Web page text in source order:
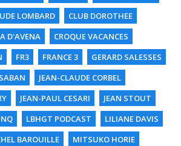
LOMBARD
CLUB DOROTHEE
D'AVENA
CROQUE VACANCES
FR3 FRANCE 3
GERARD SALESSES
JEAN-CLAUDE CORBEL
JEAN-PAUL CESARI
JEAN STOUT
LBHGT PODCAST
LILIANE DAVIS
BAROUILLE MITSUKO HORIE